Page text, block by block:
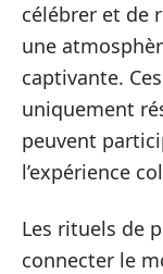
célébrer et de
une
captivante.
uniquement
peuvent
l’expérience
Les rituels de
connecter le